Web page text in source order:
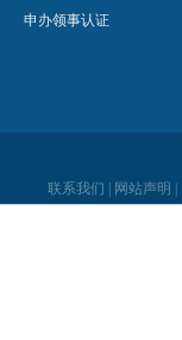
申办领事认证
联系我们 网站声明